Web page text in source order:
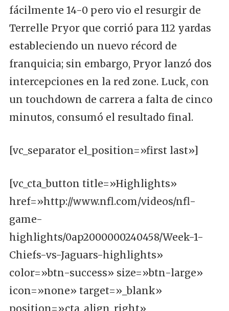
fácilmente 14-0 pero vio el resurgir de
Terrelle Pryor que corrió para 112 yardas
estableciendo un nuevo récord de
franquicia; sin embargo, Pryor lanzó dos
intercepciones en la red zone. Luck, con
un touchdown de carrera a falta de cinco
minutos, consumó el resultado final.
[vc_separator el_position=»first last»]
[vc_cta_button title=»Highlights»
href=»http://www.nfl.com/videos/nfl-
game-
highlights/0ap2000000240458/Week-1-
Chiefs-vs-Jaguars-highlights»
color=»btn-success» size=»btn-large»
icon=»none» target=»_blank»